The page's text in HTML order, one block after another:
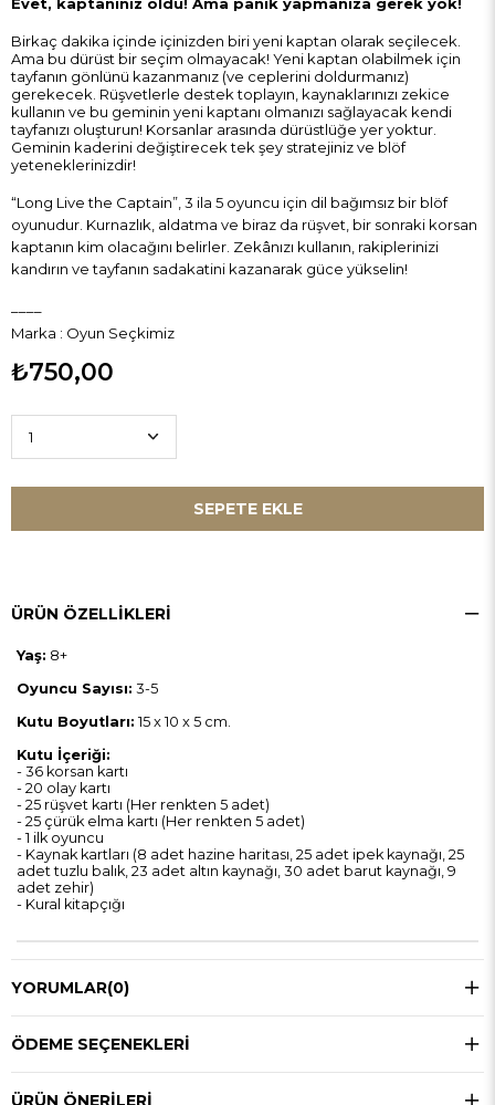
Birkaç dakika içinde içinizden biri yeni kaptan olarak seçilecek.
Ama bu dürüst bir seçim olmayacak! Yeni kaptan olabilmek için
tayfanın gönlünü kazanmanız (ve ceplerini doldurmanız)
gerekecek. Rüşvetlerle destek toplayın, kaynaklarınızı zekice
kullanın ve bu geminin yeni kaptanı olmanızı sağlayacak kendi
tayfanızı oluşturun! Korsanlar arasında dürüstlüğe yer yoktur.
Geminin kaderini değiştirecek tek şey stratejiniz ve blöf
yeteneklerinizdir!
“Long Live the Captain”, 3 ila 5 oyuncu için dil bağımsız bir blöf
oyunudur. Kurnazlık, aldatma ve biraz da rüşvet, bir sonraki korsan
kaptanın kim olacağını belirler. Zekânızı kullanın, rakiplerinizi
kandırın ve tayfanın sadakatini kazanarak güce yükselin!
Marka : Oyun Seçkimiz
₺750,00
ÜRÜN ÖZELLIKLERI
Yaş: 8+
Oyuncu Sayısı: 3-5
Kutu Boyutları: 15 x 10 x 5 cm.
Kutu İçeriği:
- 36 korsan kartı
- 20 olay kartı
- 25 rüşvet kartı (Her renkten 5 adet)
- 25 çürük elma kartı (Her renkten 5 adet)
- 1 ilk oyuncu
- Kaynak kartları (8 adet hazine haritası, 25 adet ipek kaynağı, 25
adet tuzlu balık, 23 adet altın kaynağı, 30 adet barut kaynağı, 9
adet zehir)
- Kural kitapçığı
YORUMLAR(0)
ÖDEME SEÇENEKLERI
ÜRÜN ÖNERILERI